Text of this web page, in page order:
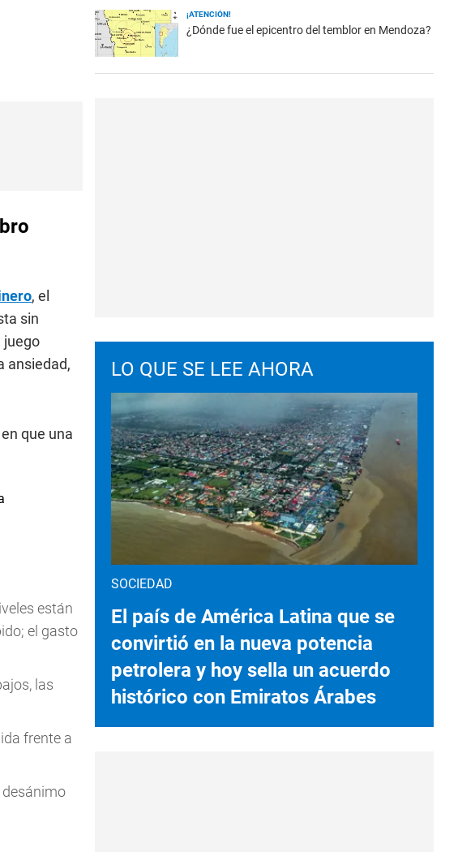
, el
sin
juego
ansiedad,
que una
están
el gasto
las
frente a
desánimo
¡ATENCIÓN!
¿Dónde fue el epicentro del temblor en Mendoza?
LO QUE SE LEE AHORA
SOCIEDAD
El país de América Latina que se
convirtió en la nueva potencia
petrolera y hoy sella un acuerdo
histórico con Emiratos Árabes